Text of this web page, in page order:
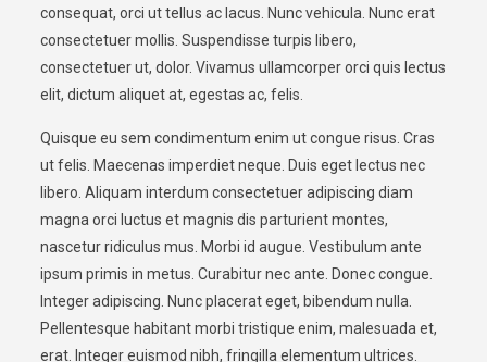
consequat, orci ut tellus ac lacus. Nunc vehicula. Nunc erat
consectetuer mollis. Suspendisse turpis libero,
consectetuer ut, dolor. Vivamus ullamcorper orci quis lectus
elit, dictum aliquet at, egestas ac, felis.
Quisque eu sem condimentum enim ut congue risus. Cras
ut felis. Maecenas imperdiet neque. Duis eget lectus nec
libero. Aliquam interdum consectetuer adipiscing diam
magna orci luctus et magnis dis parturient montes,
nascetur ridiculus mus. Morbi id augue. Vestibulum ante
ipsum primis in metus. Curabitur nec ante. Donec congue.
Integer adipiscing. Nunc placerat eget, bibendum nulla.
Pellentesque habitant morbi tristique enim, malesuada et,
erat. Integer euismod nibh, fringilla elementum ultrices.